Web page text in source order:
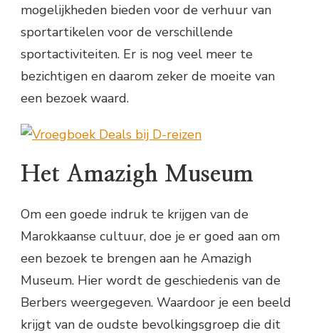
mogelijkheden bieden voor de verhuur van
sportartikelen voor de verschillende
sportactiviteiten. Er is nog veel meer te
bezichtigen en daarom zeker de moeite van
een bezoek waard.
Het Amazigh Museum
Om een goede indruk te krijgen van de
Marokkaanse cultuur, doe je er goed aan om
een bezoek te brengen aan he Amazigh
Museum. Hier wordt de geschiedenis van de
Berbers weergegeven. Waardoor je een beeld
krijgt van de oudste bevolkingsgroep die dit